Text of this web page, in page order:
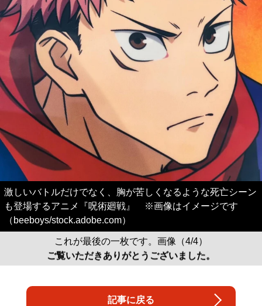
激しいバトルだけでなく、胸が苦しくなるような死亡シーン
も登場するアニメ『呪術廻戦』 ※画像はイメージです
（beeboys/stock.adobe.com）
これが最後の一枚です。画像（4/4）
ご覧いただきありがとうございました。
記事に戻る